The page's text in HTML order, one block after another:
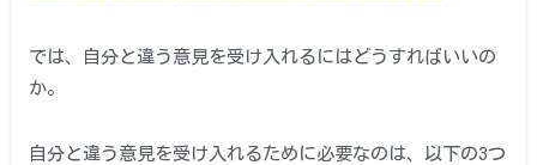
では、自分と違う意見を受け入れるにはどうすればいいの
か。
自分と違う意見を受け入れるために必要なのは、以下の3つ